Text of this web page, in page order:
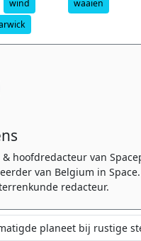
wind waaien
hoofdredacteur van
van Belgium in Space.
redacteur.
planeet bij rustige